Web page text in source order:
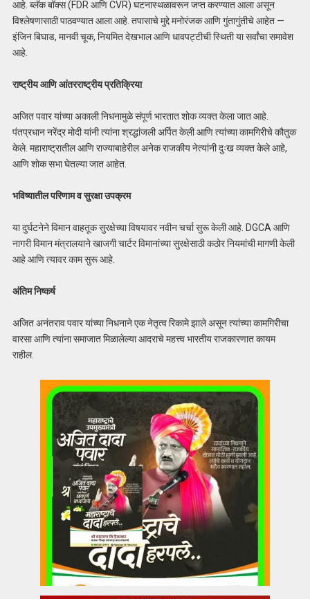
आहे. ब्लॅक बॉक्स (FDR आणि CVR) घटनास्थळावरून जप्त करण्यात आला असून
विश्लेषणासाठी पाठवण्यात आला आहे. तपासाचे मुद्दे मनोरंजक आणि गुंतागुंतीचे आहेत —
इंजिन बिघाड, मानवी चूक, नियमित देखभाल आणि धावपट्टीची स्थिती या सर्वांचा समावेश
आहे.
राष्ट्रीय आणि आंतरराष्ट्रीय प्रतिक्रिया
अजित पवार यांच्या अकाली निधनामुळे संपूर्ण भारतात शोक व्यक्त केला जात आहे.
पंतप्रधान नरेंद्र मोदी यांनी त्यांना श्रद्धांजली अर्पित केली आणि त्यांच्या कामगिरीचे कौतुक
केले. महाराष्ट्रातील आणि राज्याबाहेरील अनेक राजकीय नेत्यांनी दुःख व्यक्त केले आहे,
आणि शोक सभा घेतल्या जात आहेत.
भविष्यातील परिणाम व सुरक्षा उपक्रम
या दुर्घटनेने विमान वाहतूक सुरक्षेच्या विषयावर नवीन चर्चा सुरू केली आहे. DGCA आणि
नागरी विमान मंत्रालयाने खाजगी चार्टर विमानांच्या सुरक्षेसाठी कठोर नियमांची मागणी केली
आहे आणि त्यावर काम सुरू आहे.
अंतिम निष्कर्ष
अजित अनंतराव पवार यांच्या निधनाने एक नेतृत्व रिकामे झाले असून त्यांच्या कामगिरीचा
वारसा आणि त्यांना समाजात मिळालेल्या आदराचे महत्त्व भारतीय राजकारणात कायम
राहील.